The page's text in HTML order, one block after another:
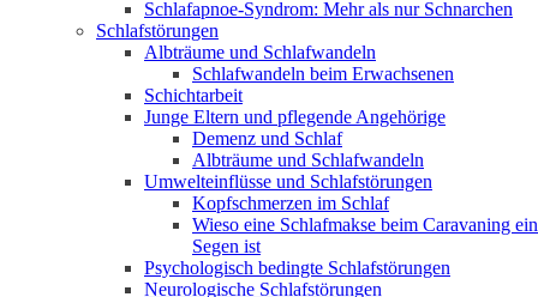
Schlafapnoe-Syndrom: Mehr als nur Schnarchen
Schlafstörungen
Albträume und Schlafwandeln
Schlafwandeln beim Erwachsenen
Schichtarbeit
Junge Eltern und pflegende Angehörige
Demenz und Schlaf
Albträume und Schlafwandeln
Umwelteinflüsse und Schlafstörungen
Kopfschmerzen im Schlaf
Wieso eine Schlafmakse beim Caravaning ein
Segen ist
Psychologisch bedingte Schlafstörungen
Neurologische Schlafstörungen